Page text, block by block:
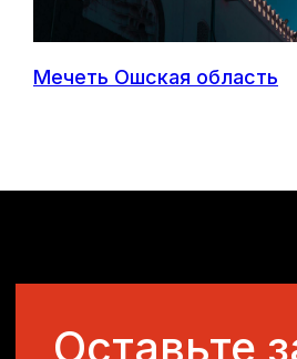
Мечеть Ошская область